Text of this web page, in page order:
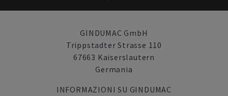
GINDUMAC GmbH
Trippstadter Strasse 110
67663 Kaiserslautern
Germania
INFORMAZIONI SU GINDUMAC